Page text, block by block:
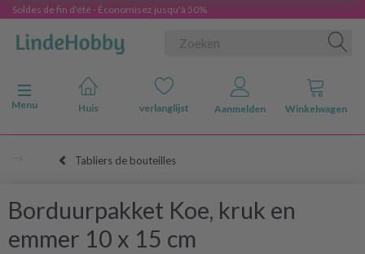
Soldes de fin d'été - Économisez jusqu'à 50%
Navigatie in-/uitschakelen
Menu
Huis verlanglijst Aanmelden Winkelwagen
Tabliers de bouteilles
Borduurpakket Koe, kruk en
emmer 10 x 15 cm